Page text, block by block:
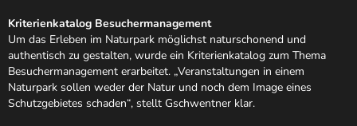
Kriterienkatalog Besuchermanagement
Um das Erleben im Naturpark möglichst naturschonend und
authentisch zu gestalten, wurde ein Kriterienkatalog zum Thema
Besuchermanagement erarbeitet. „Veranstaltungen in einem
Naturpark sollen weder der Natur und noch dem Image eines
Schutzgebietes schaden“, stellt Gschwentner klar.